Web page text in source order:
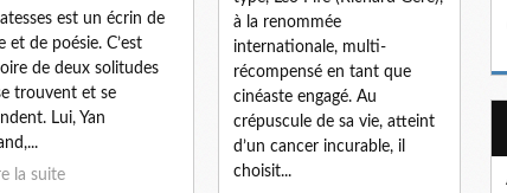
est un écrin de
et de poésie. C’est
de deux solitudes
trouvent et se
Lui, Yan
la suite
à la renommée
internationale, multi-
récompensé en tant que
cinéaste engagé. Au
crépuscule de sa vie, atteint
d’un cancer incurable, il
choisit...